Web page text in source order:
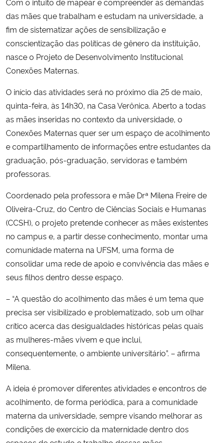
das mães que trabalham e estudam na universidade, a
fim de sistematizar ações de sensibilização e
conscientização das políticas de gênero da instituição,
nasce o Projeto de Desenvolvimento Institucional
Conexões Maternas.
O início das atividades será no próximo dia 25 de maio,
quinta-feira, às 14h30, na Casa Verônica. Aberto a todas
as mães inseridas no contexto da universidade, o
Conexões Maternas quer ser um espaço de acolhimento
e compartilhamento de informações entre estudantes da
graduação, pós-graduação, servidoras e também
professoras.
Coordenado pela professora e mãe Drª Milena Freire de
Oliveira-Cruz, do Centro de Ciências Sociais e Humanas
(CCSH), o projeto pretende conhecer as mães existentes
no campus e, a partir desse conhecimento, montar uma
comunidade materna na UFSM, uma forma de
consolidar uma rede de apoio e convivência das mães e
seus filhos dentro desse espaço.
– “A questão do acolhimento das mães é um tema que
precisa ser visibilizado e problematizado, sob um olhar
crítico acerca das desigualdades históricas pelas quais
as mulheres-mães vivem e que inclui,
consequentemente, o ambiente universitário”. – afirma
Milena.
A ideia é promover diferentes atividades e encontros de
acolhimento, de forma periódica, para a comunidade
materna da universidade, sempre visando melhorar as
condições de exercício da maternidade dentro dos